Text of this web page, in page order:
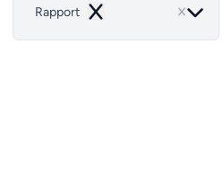
Rapport
Remove